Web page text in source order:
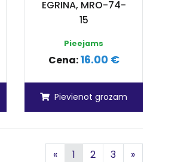
EGRINA, MRO-74-
15
Pieejams
Cena:16.00 €
Pievienot grozam
«Iepriekšējā
1 2 3 »Nākamā